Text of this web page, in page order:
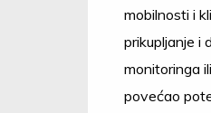
mobilnosti i
prikupljanje i
monitoringa
povećao